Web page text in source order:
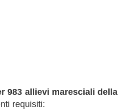
983 allievi maresciali della
requisiti: